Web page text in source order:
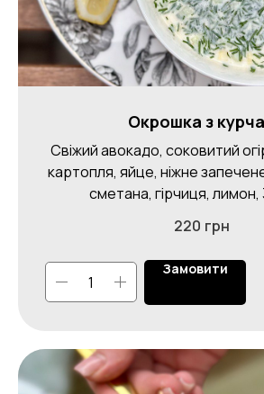
Окрошка з
Свіжий авокадо, соковитий
картопля, яйце, ніжне
сметана, гірчиця, лимон,
220 грн
Замовити